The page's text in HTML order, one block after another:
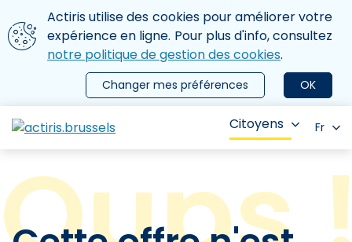
Aller au contenu principal
Nous utilisons des cookies
Actiris utilise des cookies pour améliorer votre
expérience en ligne. Pour plus d'info, consultez
notre politique de gestion des cookies.
OK
Changer mes préférences
le menu
Citoyens Fr